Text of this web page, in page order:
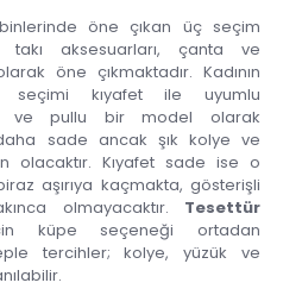
öne çıkan üç seçim
takı aksesuarları, çanta ve
öne çıkmaktadır. Kadının
seçimi kıyafet ile uyumlu
pullu bir model olarak
sade ancak şık kolye ve
olacaktır. Kıyafet sade ise o
aşırıya kaçmakta, gösterişli
olmayacaktır. Tesettür
küpe seçeneği ortadan
tercihler; kolye, yüzük ve